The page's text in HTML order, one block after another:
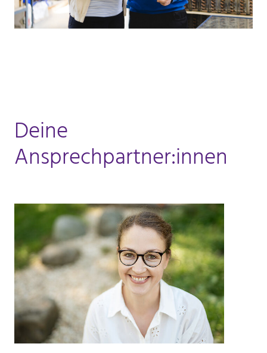
Deine
Ansprechpartner:innen